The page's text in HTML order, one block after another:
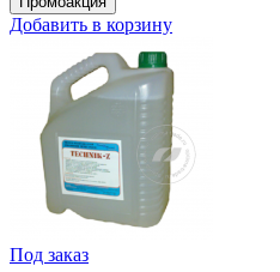
Добавить в корзину
Под заказ